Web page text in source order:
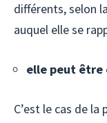
différents, selon
auquel elle se
elle peut être
C’est le cas de